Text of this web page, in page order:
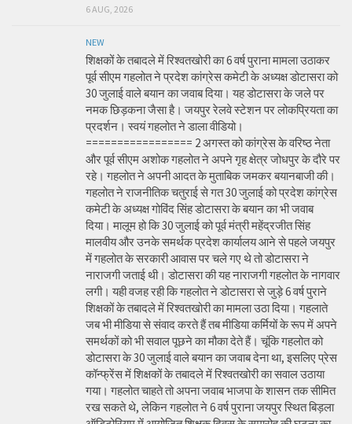
6 AUG, 2026
NEW
शिक्षकों के तबादले में रिश्वतखोरी का 6 वर्ष पुराना मामला उठाकर
पूर्व सीएम गहलोत ने प्रदेश कांग्रेस कमेटी के अध्यक्ष डोटासरा को
30 जुलाई वाले बयान का जवाब दिया। यह डोटासरा के जले पर
नमक छिड़कना जैसा है। जयपुर रेलवे स्टेशन पर लोकप्रियता का
प्रदर्शन। स्वयं गहलोत ने डाला वीडियो।
================= 2 अगस्त को कांग्रेस के वरिष्ठ नेता
और पूर्व सीएम अशोक गहलोत ने अपने गृह क्षेत्र जोधपुर के दौरे पर
रहे। गहलोत ने अपनी आदत के मुताबिक जमकर बयानबाजी की।
गहलोत ने राजनीतिक चतुराई से गत 30 जुलाई को प्रदेश कांग्रेस
कमेटी के अध्यक्ष गोविंद सिंह डोटासरा के बयान का भी जवाब
दिया। मालूम हो कि 30 जुलाई को पूर्व मंत्री महेंद्रजीत सिंह
मालवीय और उनके समर्थक प्रदेश कार्यालय आने से पहले जयपुर
में गहलोत के सरकारी आवास पर चले गए थे तो डोटासरा ने
नाराजगी जताई थी। डोटासरा की यह नाराजगी गहलोत के नागवार
लगी। यही वजह रही कि गहलोत ने डोटासरा से जुड़े 6 वर्ष पुराने
शिक्षकों के तबादले में रिश्वतखोरी का मामला उठा दिया। गहलाते
जब भी मीडिया से संवाद करते हैं तब मीडिया कर्मियों के रूप में अपने
समर्थकों को भी सवाल पूछने का मौका देते हैं। चूंकि गहलोत को
डोटासरा के 30 जुलाई वाले बयान का जवाब देना था, इसलिए प्रेस
कॉन्फ्रेंस में शिक्षकों के तबादले में रिश्वतखोरी का सवाल उठाया
गया। गहलोत चाहते तो अपना जवाब भाजपा के शासन तक सीमित
रख सकते थे, लेकिन गहलोत ने 6 वर्ष पुराना जयपुर स्थित बिड़ला